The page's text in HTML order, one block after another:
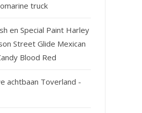
truck
en Special Paint Harley
Street Glide Mexican
Blood Red
achtbaan Toverland -